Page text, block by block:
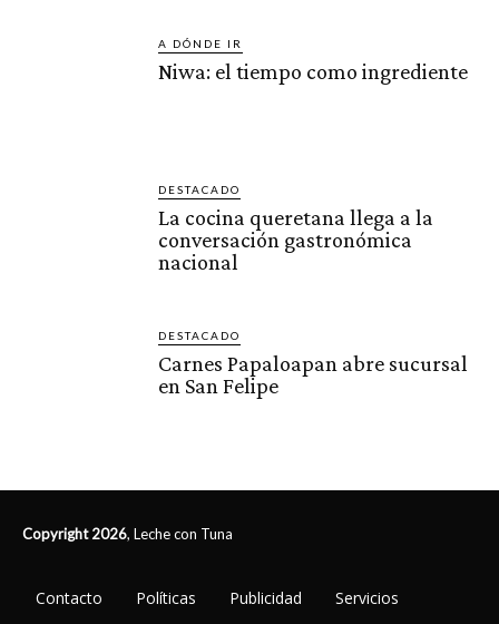
A DÓNDE IR
Niwa: el tiempo como ingrediente
DESTACADO
La cocina queretana llega a la
conversación gastronómica
nacional
DESTACADO
Carnes Papaloapan abre sucursal
en San Felipe
Copyright 2026, Leche con Tuna
Contacto Políticas Publicidad
Servicios